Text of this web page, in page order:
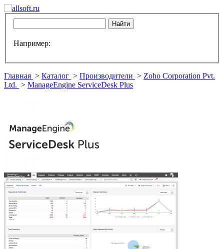
Например:
Главная > Каталог > Производители > Zoho Corporation Pvt.
Ltd. > ManageEngine ServiceDesk Plus